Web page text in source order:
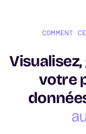
COMMENT
votre